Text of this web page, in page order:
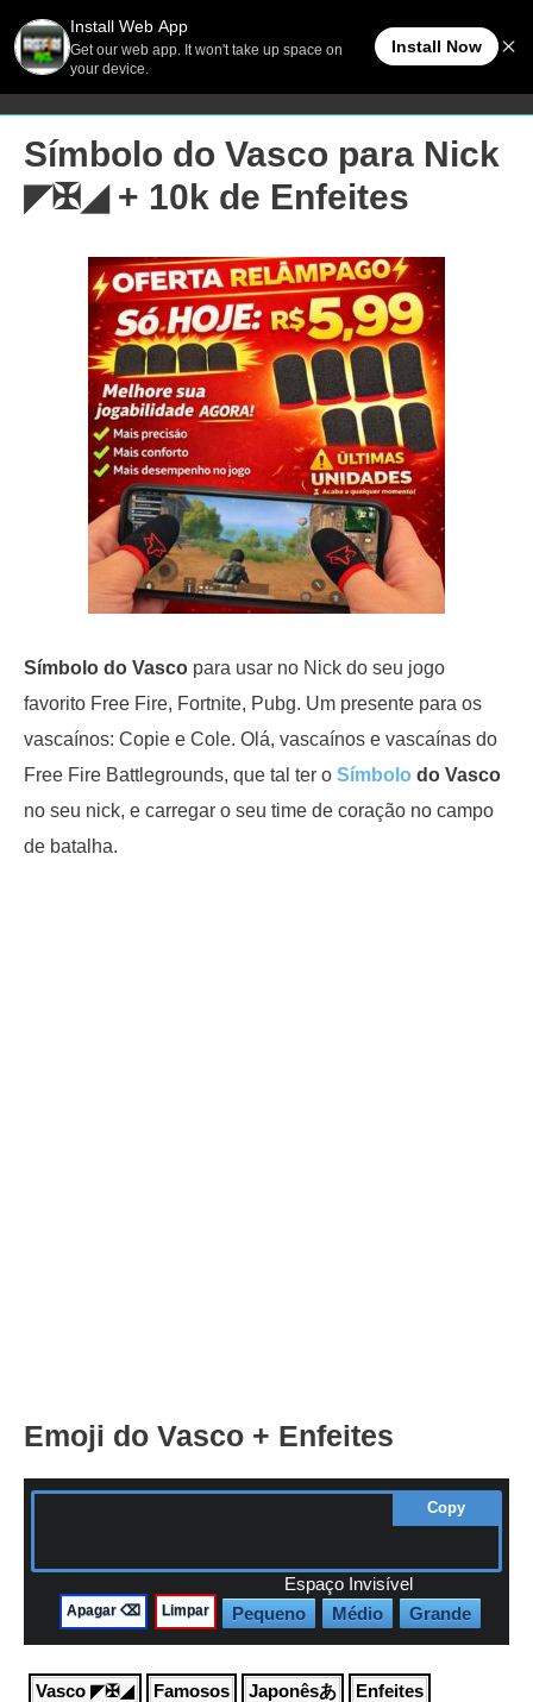
paraFreeFireBR
Símbolo do Vasco para Nick
◤✠◢ + 10k de Enfeites
Símbolo do Vasco para usar no Nick do seu jogo
favorito Free Fire, Fortnite, Pubg. Um presente para os
vascaínos: Copie e Cole. Olá, vascaínos e vascaínas do
Free Fire Battlegrounds, que tal ter o Símbolo do Vasco
no seu nick, e carregar o seu time de coração no campo
de batalha.
Emoji do Vasco + Enfeites
Copy
Apagar ⌫ ️️️️Limpar
Espaço Invisível
Pequeno
Médio Grande
Vasco ◤✠◢ Famosos Japonêsあ Enfeites